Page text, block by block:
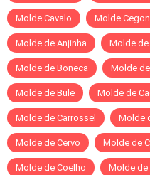
Molde Cavalo Molde
Molde de Anjinha Molde de
Molde de Boneca Molde
Molde de Bule Molde de
Molde de Carrossel Molde
Molde de Cervo Molde de
Molde de Coelho Molde de